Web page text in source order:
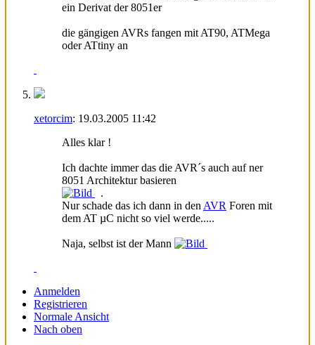
ein Derivat der 8051er
die gängigen AVRs fangen mit AT90, ATMega
oder ATtiny an
xetorcim: 19.03.2005 11:42
Alles klar !
Ich dachte immer das die AVR´s auch auf ner
8051 Architektur basieren
.
Nur schade das ich dann in den AVR Foren mit
dem AT µC nicht so viel werde.....
Naja, selbst ist der Mann
Anmelden
Registrieren
Normale Ansicht
Nach oben